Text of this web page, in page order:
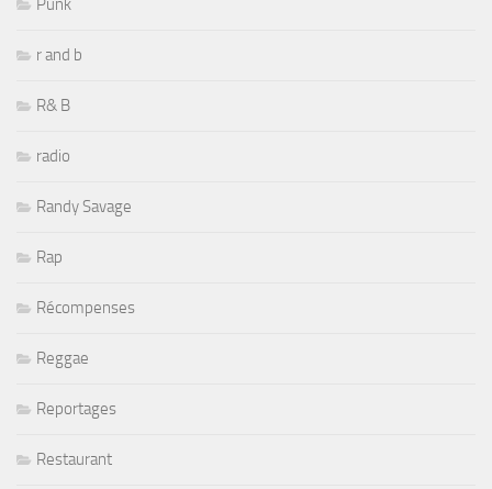
Punk
r and b
R& B
radio
Randy Savage
Rap
Récompenses
Reggae
Reportages
Restaurant